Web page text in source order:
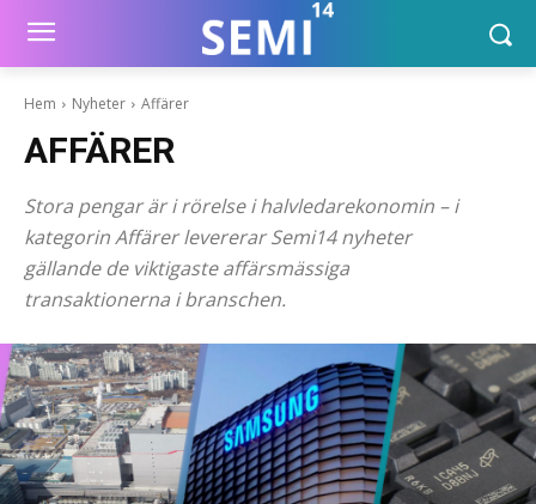
Hem Nyheter Affärer
AFFÄRER
Stora pengar är i rörelse i halvledarekonomin – i
kategorin Affärer levererar Semi14 nyheter
gällande de viktigaste affärsmässiga
transaktionerna i branschen.